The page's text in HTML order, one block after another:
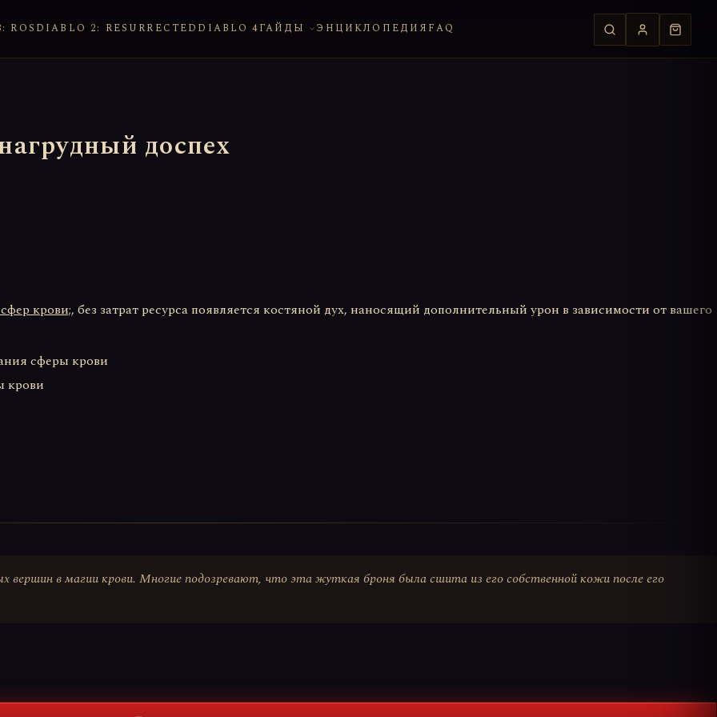
ROS DIABLO 2: RESURRECTED DIABLO 4ГАЙДЫ ЭНЦИКЛОПЕДИЯ FAQ
доспех
крови;, без затрат ресурса появляется костяной дух, наносящий дополнительный урон в зависимости от вашего
сферы крови
крови
вершин в магии крови. Многие подозревают, что эта жуткая броня была сшита из его собственной кожи после его